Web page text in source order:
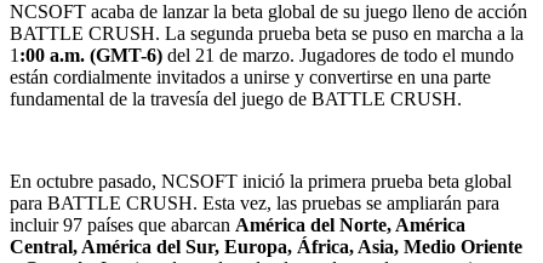
NCSOFT acaba de lanzar la beta global de su juego lleno de acción
BATTLE CRUSH. La segunda prueba beta se puso en marcha a la
1:00 a.m. (GMT-6) del 21 de marzo. Jugadores de todo el mundo
están cordialmente invitados a unirse y convertirse en una parte
fundamental de la travesía del juego de BATTLE CRUSH.
En octubre pasado, NCSOFT inició la primera prueba beta global
para BATTLE CRUSH. Esta vez, las pruebas se ampliarán para
incluir 97 países que abarcan América del Norte, América
Central, América del Sur, Europa, África, Asia, Medio Oriente